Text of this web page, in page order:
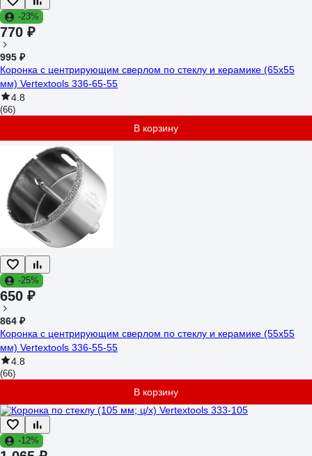
-23%
770 ₽
995 ₽
Коронка с центрирующим сверлом по стеклу и керамике (65х55
мм) Vertextools 336-65-55
4.8
(66)
В корзину
-25%
650 ₽
864 ₽
Коронка с центрирующим сверлом по стеклу и керамике (55х55
мм) Vertextools 336-55-55
4.8
(66)
В корзину
-12%